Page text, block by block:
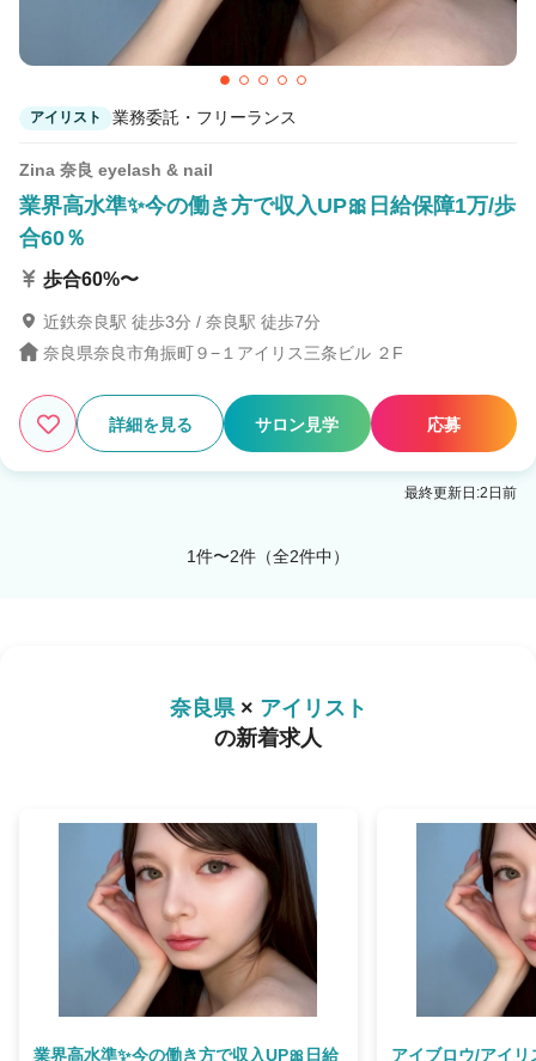
アイリスト 業務委託・フリーランス
Zina 奈良 eyelash & nail
業界高水準✨今の働き方で収入UP🎀日給保障1万/歩
合60％
歩合60%〜
近鉄奈良駅 徒歩3分 / 奈良駅 徒歩7分
奈良県奈良市角振町９−１アイリス三条ビル ２F
詳細を見る サロン見学 応募
最終更新日:2日前
1件〜2件（全2件中）
奈良県× アイリスト
の新着求人
業界高水準✨今の働き方で収入UP🎀日給 アイブロウ/アイ